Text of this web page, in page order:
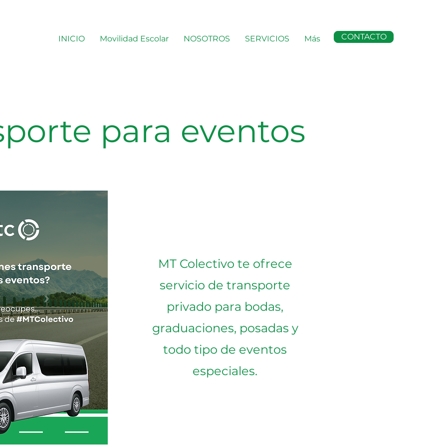
INICIO Movilidad Escolar NOSOTROS SERVICIOS Más CONTACTO
para eventos
MT Colectivo te ofrece
servicio de transporte
privado para bodas,
graduaciones, posadas y
todo tipo de eventos
especiales.